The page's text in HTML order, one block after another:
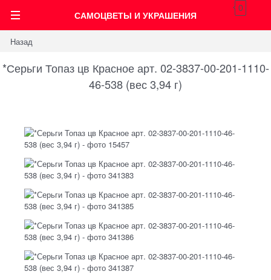
САМОЦВЕТЫ И УКРАШЕНИЯ
0
Назад
*Серьги Топаз цв Красное арт. 02-3837-00-201-1110-
46-538 (вес 3,94 г)